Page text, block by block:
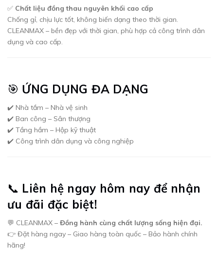
✅ Chất liệu đồng thau nguyên khối cao cấp
Chống gỉ, chịu lực tốt, không biến dạng theo thời gian.
CLEANMAX – bền đẹp với thời gian, phù hợp cả công trình dân
dụng và cao cấp.
🎯 ỨNG DỤNG ĐA DẠNG
✔️ Nhà tắm – Nhà vệ sinh
✔️ Ban công – Sân thượng
✔️ Tầng hầm – Hộp kỹ thuật
✔️ Công trình dân dụng và công nghiệp
📞 Liên hệ ngay hôm nay để nhận
ưu đãi đặc biệt!
💬 CLEANMAX – Đồng hành cùng chất lượng sống hiện đại.
👉 Đặt hàng ngay – Giao hàng toàn quốc – Bảo hành chính
hãng!